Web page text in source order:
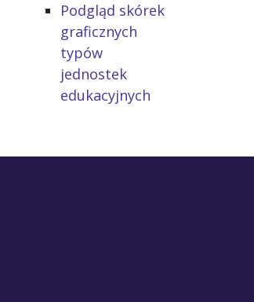
Podgląd skórek
graficznych
typów
jednostek
edukacyjnych